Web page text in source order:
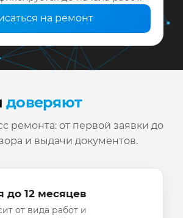
на ремонт
доверяют
ремонта: от первой заявки до
и выдачи документов.
до 12 месяцев
от вида работ и